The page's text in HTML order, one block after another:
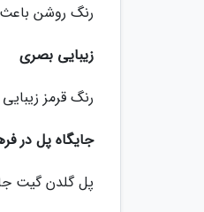
رنگ روشن
زیبایی بصری
رنگ قرمز
جایگاه پل در
پل گلدن گیت